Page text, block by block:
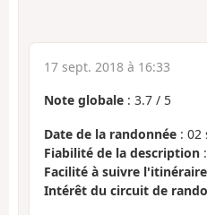
17 sept. 2018 à 16:33
Note globale : 3.7 / 5
Date de la randonnée : 02
Fiabilité de la description
Facilité à suivre l'itinéraire
Intérêt du circuit de